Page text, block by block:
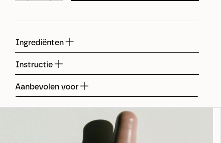
Ingrediënten
Instructie
Aanbevolen voor